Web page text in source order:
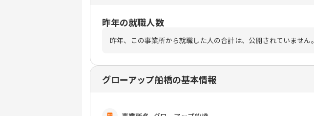
昨年の就職人数
昨年、この事業所から就職した人の合計は、公開されていません。
グローアップ船橋の基本情報